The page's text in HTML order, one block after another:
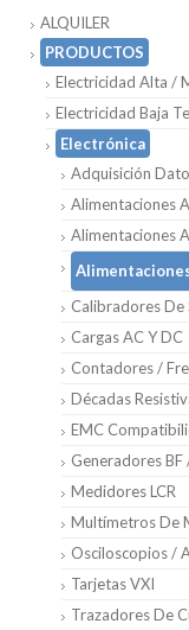
ALQUILER
PRODUCTOS
Electricidad Alta /
Electricidad Baja
Electrónica
Adquisición
Alimentaciones
Alimentaciones
Calibradores De
Cargas AC Y DC
Contadores /
Décadas
EMC
Generadores
Medidores LCR
Multímetros De
Osciloscopios /
Tarjetas VXI
Trazadores De